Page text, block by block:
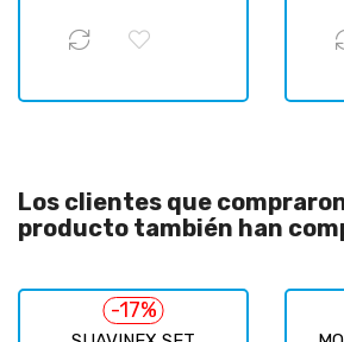
Los clientes que
producto también han
-17%